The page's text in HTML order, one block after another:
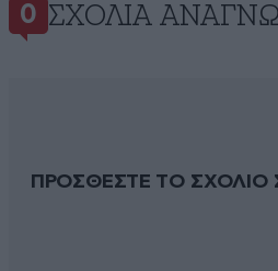
0 ΣΧΌΛΙΑ
ΠΡΟΣΘΕΣΤΕ ΤΟ ΣΧΟΛΙΟ